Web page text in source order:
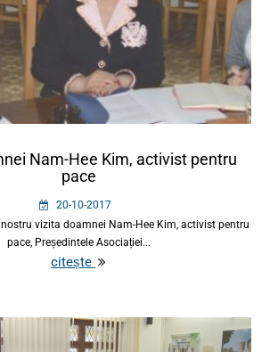
Nam-Hee Kim, activist pentru
pace
20-10-2017
vizita doamnei Nam-Hee Kim, activist pentru
pace, Președintele Asociației...
citește